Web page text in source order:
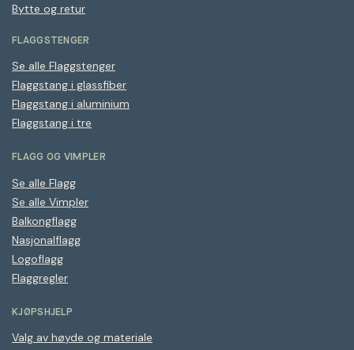
Bytte og retur
FLAGGSTENGER
Se alle Flaggstenger
Flaggstang i glassfiber
Flaggstang i aluminium
Flaggstang i tre
FLAGG OG VIMPLER
Se alle Flagg
Se alle Vimpler
Balkongflagg
Nasjonalflagg
Logoflagg
Flaggregler
KJØPSHJELP
Valg av høyde og materiale